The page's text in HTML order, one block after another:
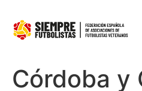
Córdoba y